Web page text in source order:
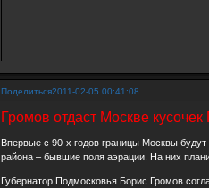
Поделиться2011-02-05 00:41:08
Громов отдаст Москве
Впервые с 90-х годов границы Москвы
района – бывшие поля аэрации. На них
Губернатор Подмосковья Борис Громов